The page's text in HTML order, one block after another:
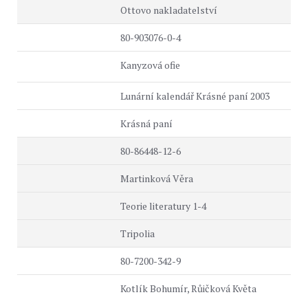
Ottovo nakladatelství
80-903076-0-4
Kanyzová ofie
Lunární kalendář Krásné paní 2003
Krásná paní
80-86448-12-6
Martinková Věra
Teorie literatury 1-4
Tripolia
80-7200-342-9
Kotlík Bohumír, Růičková Květa